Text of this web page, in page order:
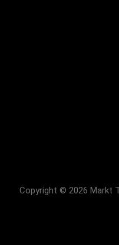
Copyright © 2026 Markt